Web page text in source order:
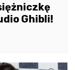
Ghibli!